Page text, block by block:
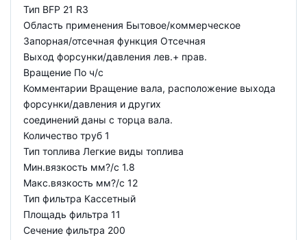
Тип BFP 21 R3
Область применения Бытовое/коммерческое
Запорная/отсечная функция Отсечная
Выход форсунки/давления лев.+ прав.
Вращение По ч/с
Комментарии Вращение вала, расположение выхода
форсунки/давления и других
соединений даны с торца вала.
Количество труб 1
Тип топлива Легкие виды топлива
Мин.вязкость мм?/с 1.8
Макс.вязкость мм?/с 12
Тип фильтра Кассетный
Площадь фильтра 11
Сечение фильтра 200